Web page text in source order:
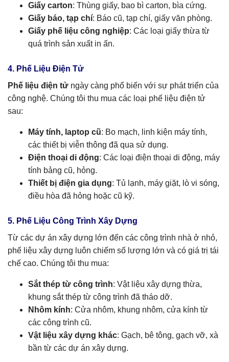
Giấy carton: Thùng giấy, bao bì carton, bìa cứng.
Giấy báo, tạp chí: Báo cũ, tạp chí, giấy văn phòng.
Giấy phế liệu công nghiệp: Các loại giấy thừa từ
quá trình sản xuất in ấn.
4. Phế Liệu Điện Tử
Phế liệu điện tử ngày càng phổ biến với sự phát triển của
công nghệ. Chúng tôi thu mua các loại phế liệu điện tử
sau:
Máy tính, laptop cũ: Bo mạch, linh kiện máy tính,
các thiết bị viễn thông đã qua sử dụng.
Điện thoại di động: Các loại điện thoại di động, máy
tính bảng cũ, hỏng.
Thiết bị điện gia dụng: Tủ lạnh, máy giặt, lò vi sóng,
điều hòa đã hỏng hoặc cũ kỹ.
5. Phế Liệu Công Trình Xây Dựng
Từ các dự án xây dựng lớn đến các công trình nhà ở nhỏ,
phế liệu xây dựng luôn chiếm số lượng lớn và có giá trị tái
chế cao. Chúng tôi thu mua:
Sắt thép từ công trình: Vật liệu xây dựng thừa,
khung sắt thép từ công trình đã tháo dỡ.
Nhôm kính: Cửa nhôm, khung nhôm, cửa kính từ
các công trình cũ.
Vật liệu xây dựng khác: Gạch, bê tông, gạch vỡ, xà
bần từ các dự án xây dựng.